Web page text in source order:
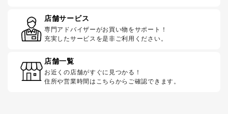
店舗サービス
専門アドバイザーがお買い物をサポート！
充実したサービスを是非ご利用ください。
店舗一覧
お近くの店舗がすぐに見つかる！
住所や営業時間はこちらからご確認できます。